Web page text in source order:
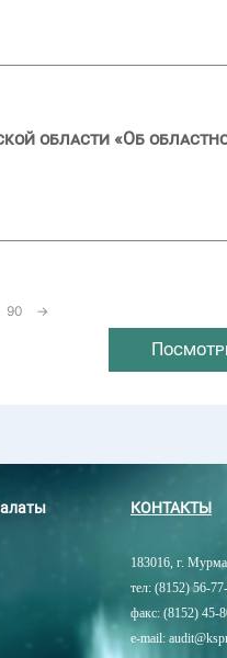
области «Об
90 →
КОНТАКТЫ
183016, г.
тел: (8152) 56-
факс: (8152) 45-
e-mail: